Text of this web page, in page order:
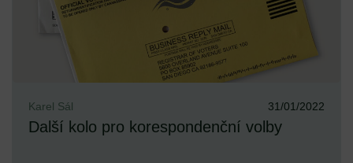
Karel Sál 31/01/2022
Další kolo pro korespondenční volby